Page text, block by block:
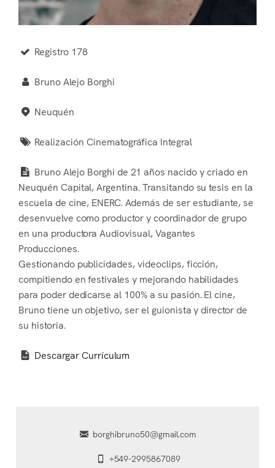
Registro 178
Bruno Alejo Borghi
Neuquén
Realización Cinematográfica Integral
Bruno Alejo Borghi de 21 años nacido y criado en
Neuquén Capital, Argentina. Transitando su tesis en la
escuela de cine, ENERC. Además de ser estudiante, se
desenvuelve como productor y coordinador de grupo
en una productora Audiovisual, Vagantes
Producciones.
Gestionando publicidades, videoclips, ficción,
compitiendo en festivales y mejorando habilidades
para poder dedicarse al 100% a su pasión. El cine,
Bruno tiene un objetivo, ser el guionista y director de
su historia.
Descargar Currículum
borghibruno50@gmail.com
+549-2995867089